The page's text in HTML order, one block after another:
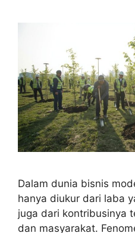
Dalam dunia bisnis
hanya diukur dari laba
juga dari kontribusinya
dan masyarakat.